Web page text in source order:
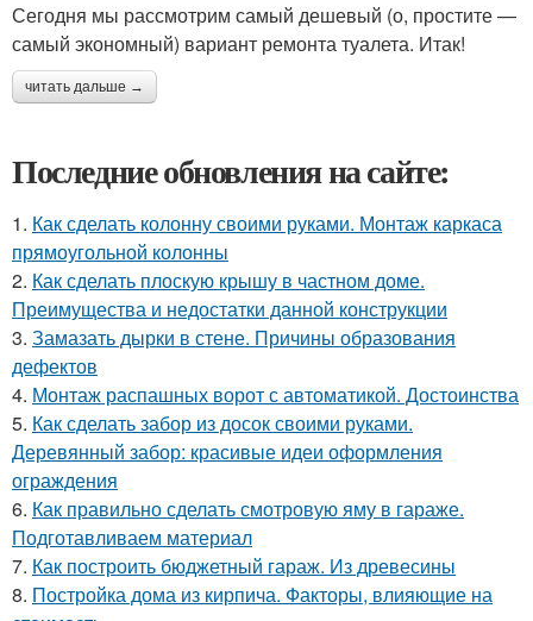
Сегодня мы рассмотрим самый дешевый (о, простите —
самый экономный) вариант ремонта туалета. Итак!
читать дальше →
Последние обновления на сайте:
1. Как сделать колонну своими руками. Монтаж каркаса
прямоугольной колонны
2. Как сделать плоскую крышу в частном доме.
Преимущества и недостатки данной конструкции
3. Замазать дырки в стене. Причины образования
дефектов
4. Монтаж распашных ворот с автоматикой. Достоинства
5. Как сделать забор из досок своими руками.
Деревянный забор: красивые идеи оформления
ограждения
6. Как правильно сделать смотровую яму в гараже.
Подготавливаем материал
7. Как построить бюджетный гараж. Из древесины
8. Постройка дома из кирпича. Факторы, влияющие на